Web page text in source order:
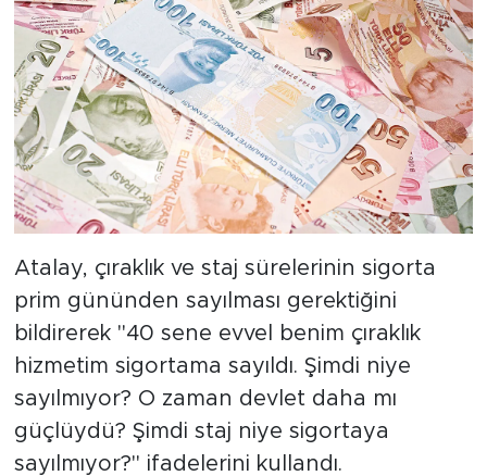
Atalay, çıraklık ve staj sürelerinin sigorta
prim gününden sayılması gerektiğini
bildirerek "40 sene evvel benim çıraklık
hizmetim sigortama sayıldı. Şimdi niye
sayılmıyor? O zaman devlet daha mı
güçlüydü? Şimdi staj niye sigortaya
sayılmıyor?" ifadelerini kullandı.